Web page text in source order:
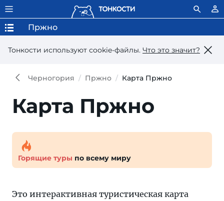
Тонкости используют сookie-файлы. Что это значит?
Пржно
Черногория Пржно Карта Пржно
Карта Пржно
Горящие туры по всему миру
Это интерактивная туристическая карта